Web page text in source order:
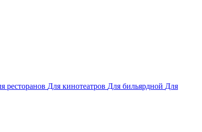
ресторанов Для кинотеатров Для бильярдной Для